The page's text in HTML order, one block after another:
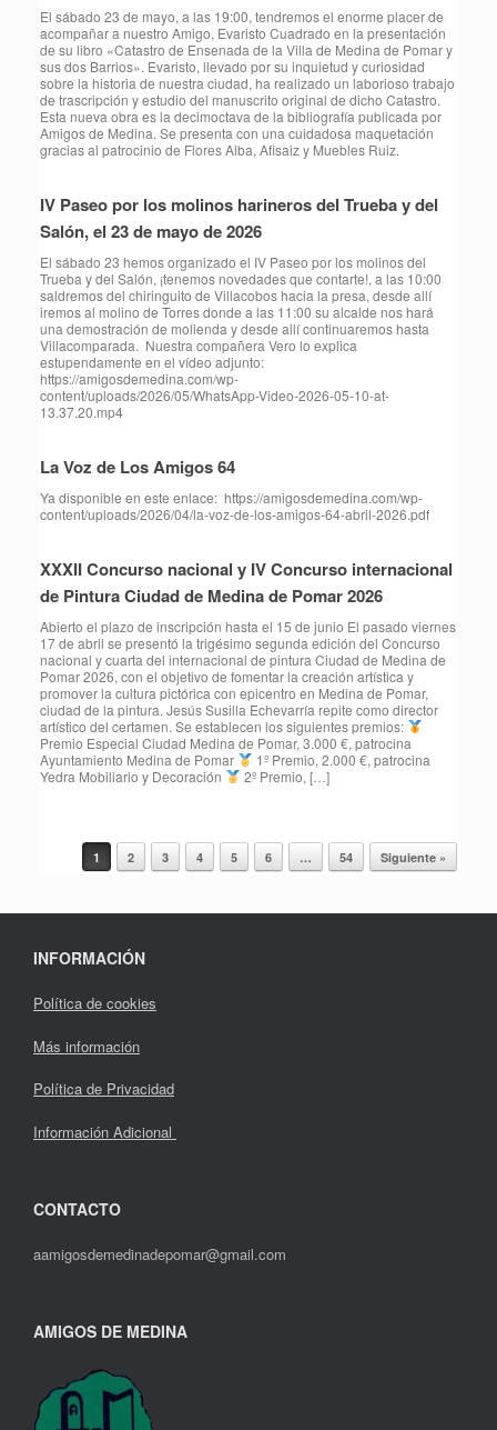
El sábado 23 de mayo, a las 19:00, tendremos el enorme placer de
acompañar a nuestro Amigo, Evaristo Cuadrado en la presentación
de su libro «Catastro de Ensenada de la Villa de Medina de Pomar y
sus dos Barrios». Evaristo, llevado por su inquietud y curiosidad
sobre la historia de nuestra ciudad, ha realizado un laborioso trabajo
de trascripción y estudio del manuscrito original de dicho Catastro.
Esta nueva obra es la decimoctava de la bibliografía publicada por
Amigos de Medina. Se presenta con una cuidadosa maquetación
gracias al patrocinio de Flores Alba, Afisaiz y Muebles Ruiz.
IV Paseo por los molinos harineros del Trueba y del
Salón, el 23 de mayo de 2026
⁠El sábado 23 hemos organizado el IV Paseo por los molinos del
Trueba y del Salón, ¡tenemos novedades que contarte!, a las 10:00
saldremos del chiringuito de Villacobos hacia la presa, desde allí
iremos al molino de Torres donde a las 11:00 su alcalde nos hará
una demostración de molienda y desde allí continuaremos hasta
Villacomparada. Nuestra compañera Vero lo explica
estupendamente en el vídeo adjunto:
https://amigosdemedina.com/wp-
content/uploads/2026/05/WhatsApp-Video-2026-05-10-at-
13.37.20.mp4
La Voz de Los Amigos 64
Ya disponible en este enlace: https://amigosdemedina.com/wp-
content/uploads/2026/04/la-voz-de-los-amigos-64-abril-2026.pdf
XXXII Concurso nacional y IV Concurso internacional
de Pintura Ciudad de Medina de Pomar 2026
Abierto el plazo de inscripción hasta el 15 de junio El pasado viernes
17 de abril se presentó la trigésimo segunda edición del Concurso
nacional y cuarta del internacional de pintura Ciudad de Medina de
Pomar 2026, con el objetivo de fomentar la creación artística y
promover la cultura pictórica con epicentro en Medina de Pomar,
ciudad de la pintura. Jesús Susilla Echevarría repite como director
artístico del certamen. Se establecen los siguientes premios:
Premio Especial Ciudad Medina de Pomar, 3.000 €, patrocina
Ayuntamiento Medina de Pomar
1º Premio, 2.000 €, patrocina
Yedra Mobiliario y Decoración
2º Premio, […]
Navegador de artículos
1 2 3 4 5 6 … 54 Siguiente »
INFORMACIÓN
Política de cookies
Más información
Política de Privacidad
Información Adicional
CONTACTO
aamigosdemedinadepomar@gmail.com
AMIGOS DE MEDINA